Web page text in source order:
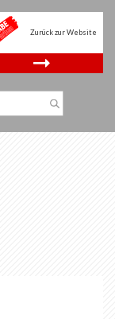
Zurück zur Website
.